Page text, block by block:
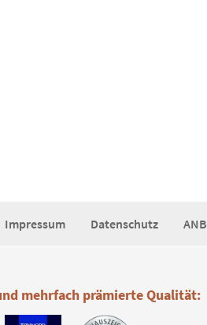
Impressum Datenschutz ANB
mehrfach prämierte Qualität: